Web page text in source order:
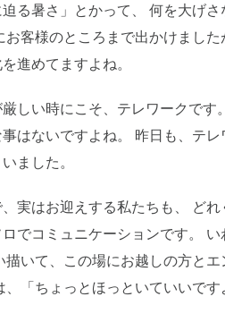
る暑さ」とかって、 何を大げ
客様のところまで出かけました
進めてますよね。
しい時にこそ、テレワークです
はないですよね。 昨日も、テレ
ました。
実はお迎えする私たちも、 ど
でコミュニケーションです。 い
いて、この場にお越しの方とエ
「ちょっとほっといていいで